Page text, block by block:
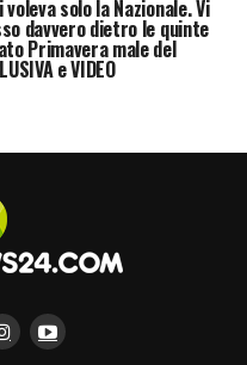
da far passare
diRomagnoli
problemi; le
De Gea e
più di quelle
del turno
solo la Nazionale. Vi
davvero dietro le quinte
Primavera male del
e VIDEO